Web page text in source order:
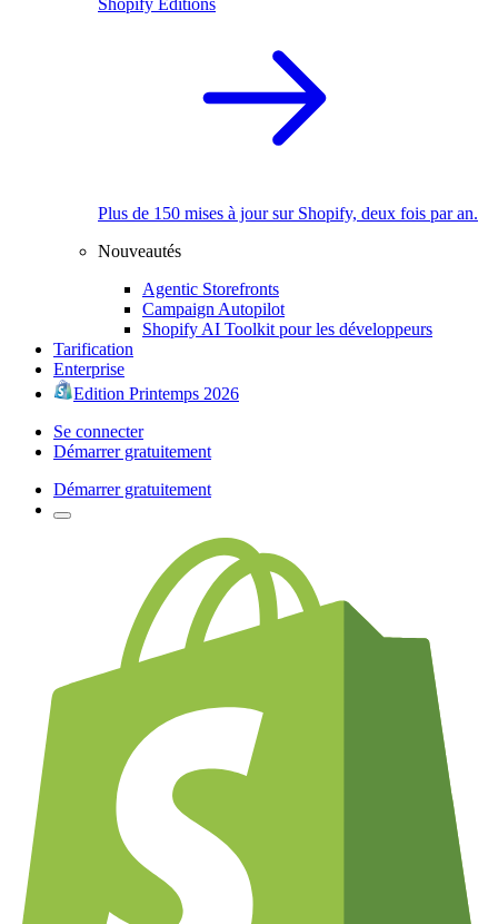
Shopify Editions
Plus de 150 mises à jour sur Shopify, deux fois par an.
Nouveautés
Agentic Storefronts
Campaign Autopilot
Shopify AI Toolkit pour les développeurs
Tarification
Enterprise
Edition Printemps 2026
Se connecter
Démarrer gratuitement
Démarrer gratuitement